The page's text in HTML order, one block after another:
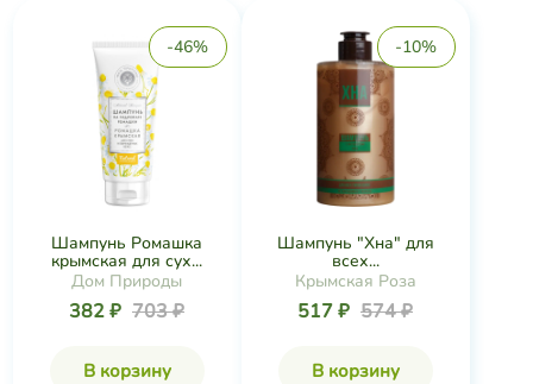
-46%
Шампунь Ромашка
крымская для сух...
Дом Природы
382 ₽ 703 ₽
В корзину
-10%
Шампунь "Хна" для
всех...
Крымская Роза
517 ₽ 574 ₽
В корзину